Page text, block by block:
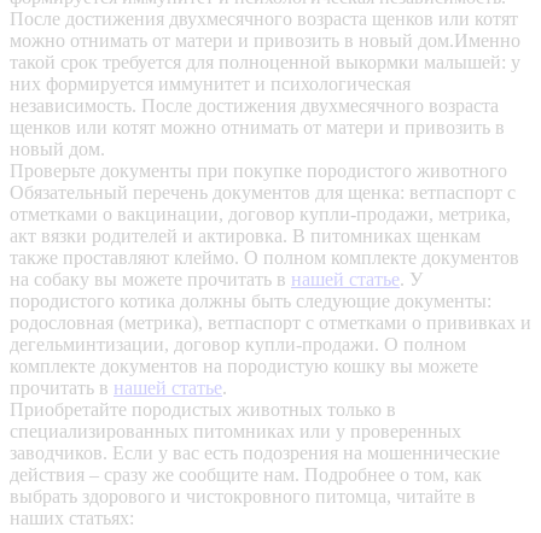
После достижения двухмесячного возраста щенков или котят
можно отнимать от матери и привозить в новый дом.Именно
такой срок требуется для полноценной выкормки малышей: у
них формируется иммунитет и психологическая
независимость. После достижения двухмесячного возраста
щенков или котят можно отнимать от матери и привозить в
новый дом.
Проверьте документы при покупке породистого животного
Обязательный перечень документов для щенка: ветпаспорт с
отметками о вакцинации, договор купли-продажи, метрика,
акт вязки родителей и актировка. В питомниках щенкам
также проставляют клеймо. О полном комплекте документов
на собаку вы можете прочитать в нашей статье. У
породистого котика должны быть следующие документы:
родословная (метрика), ветпаспорт с отметками о прививках и
дегельминтизации, договор купли-продажи. О полном
комплекте документов на породистую кошку вы можете
прочитать в нашей статье.
Приобретайте породистых животных только в
специализированных питомниках или у проверенных
заводчиков. Если у вас есть подозрения на мошеннические
действия – сразу же сообщите нам. Подробнее о том, как
выбрать здорового и чистокровного питомца, читайте в
наших статьях: